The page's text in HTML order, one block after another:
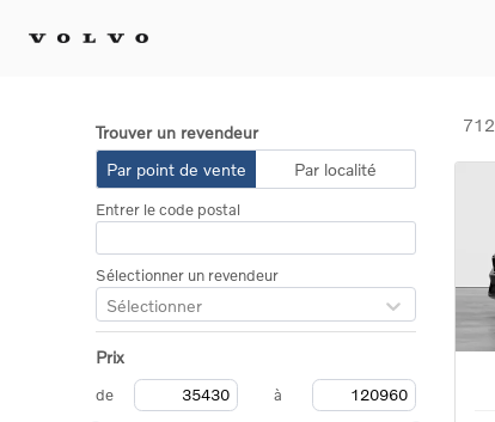
Trouver un revendeur
Par point de vente
Par localité
Entrer le code postal
Sélectionner un revendeur
Sélectionner
Prix
de à